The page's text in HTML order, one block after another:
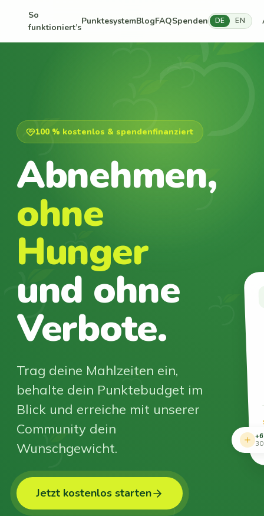
So
funktioniert’s
PunktesystemBlogFAQSpenden DE EN
100 % kostenlos & spendenfinanziert
Abnehmen,
ohne
Hunger
und ohne
Verbote.
Trag deine Mahlzeiten ein,
behalte dein Punktebudget im
Blick und erreiche mit unserer
Community dein
Wunschgewicht.
Jetzt kostenlos starten